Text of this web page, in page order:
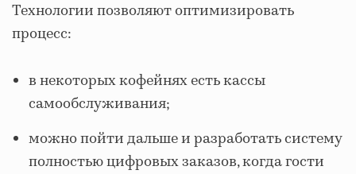
Технологии позволяют оптимизировать
процесс:
в некоторых кофейнях есть кассы
самообслуживания;
можно пойти дальше и разработать систему
полностью цифровых заказов, когда гости